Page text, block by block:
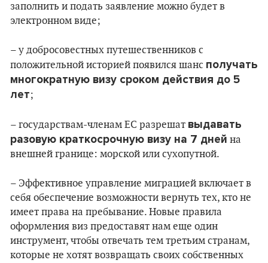
заполнить и подать заявление можно будет в
электронном виде;
– у добросовестных путешественников с
положительной историей появился шанс получать
многократную визу сроком действия до 5
лет;
– государствам-членам ЕС разрешат выдавать
разовую краткосрочную визу на 7 дней на
внешней границе: морской или сухопутной.
– Эффективное управление миграцией включает в
себя обеспечение возможности вернуть тех, кто не
имеет права на пребывание. Новые правила
оформления виз предоставят нам еще один
инструмент, чтобы отвечать тем третьим странам,
которые не хотят возвращать своих собственных